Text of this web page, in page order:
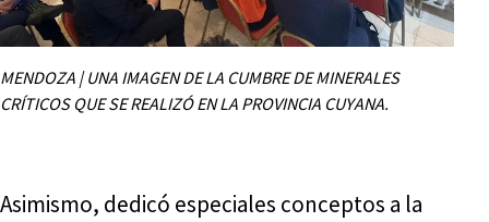
MENDOZA | UNA IMAGEN DE LA CUMBRE DE MINERALES
CRÍTICOS QUE SE REALIZÓ EN LA PROVINCIA CUYANA.
Asimismo, dedicó especiales conceptos a la